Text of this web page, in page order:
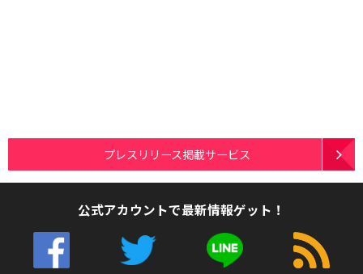
プレスリリース掲載サービス
公式アカウントで最新情報ゲット！